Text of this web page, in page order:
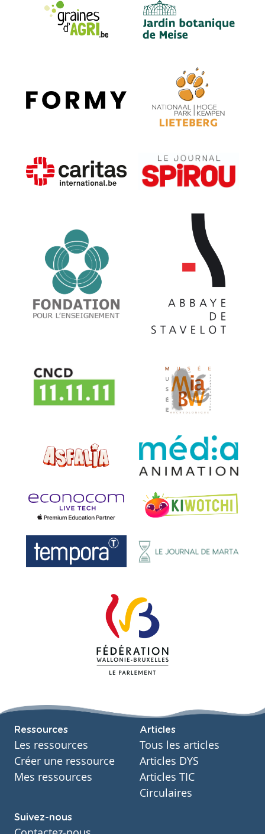
Ressources
Les ressources
Créer une ressource
Mes ressources
Articles
Tous les articles
Articles DYS
Articles TIC
Circulaires
Suivez-nous